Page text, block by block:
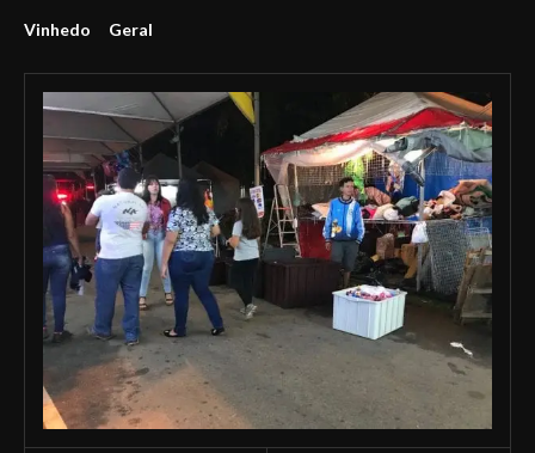
Vinhedo Geral